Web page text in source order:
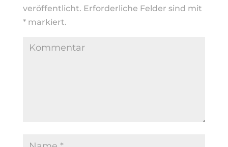
veröffentlicht. Erforderliche Felder sind mit
*markiert.